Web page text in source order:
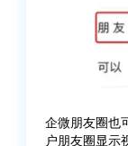
企微朋友圈也
户朋友圈显示